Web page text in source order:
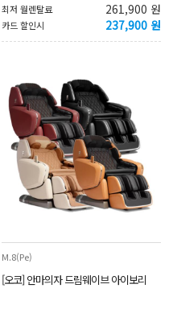
최저 월렌탈료 261,900 원
카드 할인시 237,900 원
M.8(Pe)
[오코] 안마의자 드림웨이브 아이보리